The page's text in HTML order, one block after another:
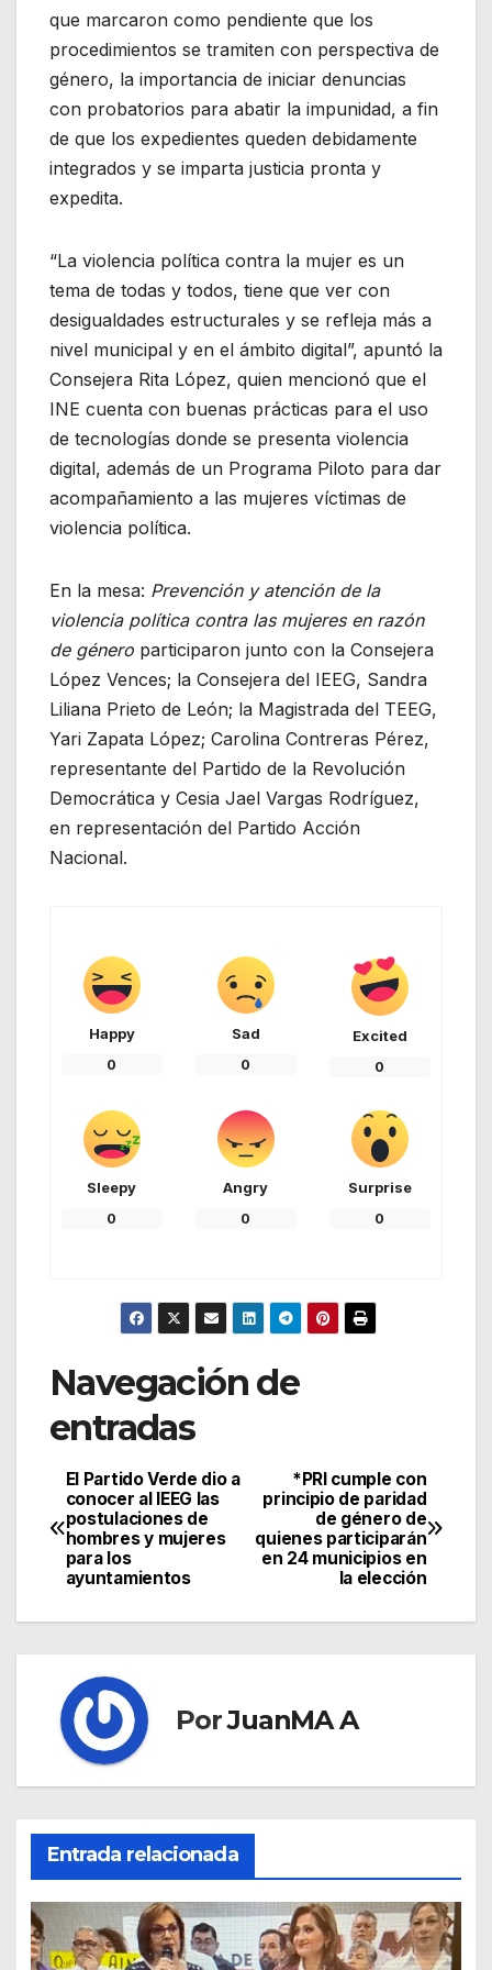
que marcaron como pendiente que los
procedimientos se tramiten con perspectiva de
género, la importancia de iniciar denuncias
con probatorios para abatir la impunidad, a fin
de que los expedientes queden debidamente
integrados y se imparta justicia pronta y
expedita.
“La violencia política contra la mujer es un
tema de todas y todos, tiene que ver con
desigualdades estructurales y se refleja más a
nivel municipal y en el ámbito digital”, apuntó la
Consejera Rita López, quien mencionó que el
INE cuenta con buenas prácticas para el uso
de tecnologías donde se presenta violencia
digital, además de un Programa Piloto para dar
acompañamiento a las mujeres víctimas de
violencia política.
En la mesa: Prevención y atención de la
violencia política contra las mujeres en razón
de género participaron junto con la Consejera
López Vences; la Consejera del IEEG, Sandra
Liliana Prieto de León; la Magistrada del TEEG,
Yari Zapata López; Carolina Contreras Pérez,
representante del Partido de la Revolución
Democrática y Cesia Jael Vargas Rodríguez,
en representación del Partido Acción
Nacional.
Happy
0
Sad
0
Excited
0
Sleepy
0
Angry
0
Surprise
0
Navegación de
entradas
*PRI cumple con
principio de paridad
de género de
quienes participarán
en 24 municipios en
la elección
El Partido Verde dio a
conocer al IEEG las
postulaciones de
hombres y mujeres
para los
ayuntamientos
PorJuanMA A
Entrada relacionada